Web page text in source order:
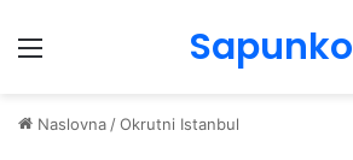
Menu Sapunko
Naslovna /Okrutni Istanbul